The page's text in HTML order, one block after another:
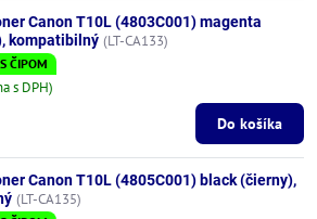
Canon T10L (4803C001) magenta
kompatibilný (LT-CA133)
S ČIPOM
s DPH)
Do košíka
Canon T10L (4805C001) black (čierny),
(LT-CA135)